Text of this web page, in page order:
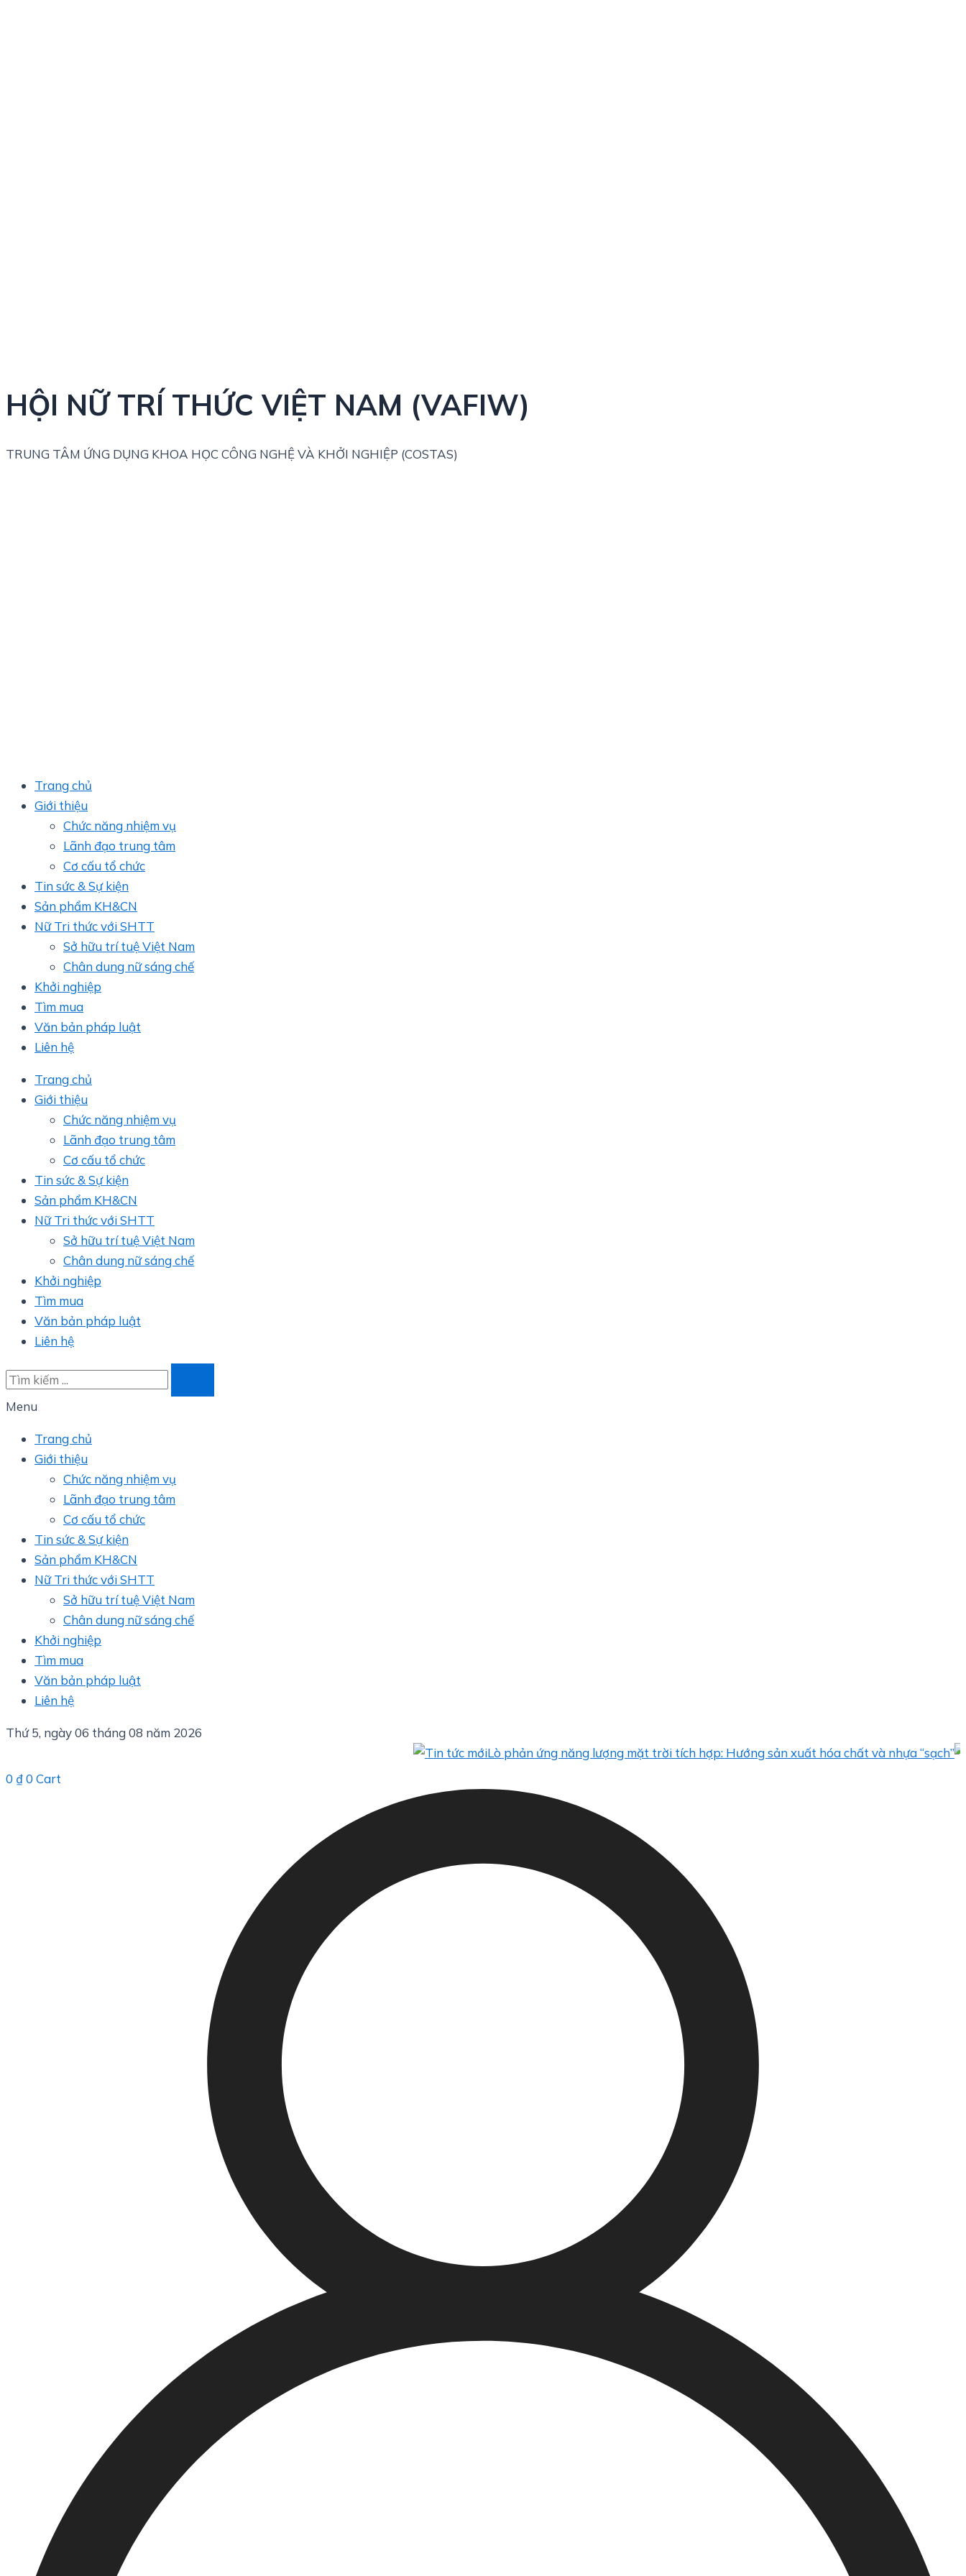
HỘI NỮ TRÍ THỨC VIỆT NAM (VAFIW)
TRUNG TÂM ỨNG DỤNG KHOA HỌC CÔNG NGHỆ VÀ KHỞI NGHIỆP (COSTAS)
Trang chủ
Giới thiệu
Chức năng nhiệm vụ
Lãnh đạo trung tâm
Cơ cấu tổ chức
Tin sức & Sự kiện
Sản phẩm KH&CN
Nữ Tri thức với SHTT
Sở hữu trí tuệ Việt Nam
Chân dung nữ sáng chế
Khởi nghiệp
Tìm mua
Văn bản pháp luật
Liên hệ
Trang chủ
Giới thiệu
Chức năng nhiệm vụ
Lãnh đạo trung tâm
Cơ cấu tổ chức
Tin sức & Sự kiện
Sản phẩm KH&CN
Nữ Tri thức với SHTT
Sở hữu trí tuệ Việt Nam
Chân dung nữ sáng chế
Khởi nghiệp
Tìm mua
Văn bản pháp luật
Liên hệ
Menu
Trang chủ
Giới thiệu
Chức năng nhiệm vụ
Lãnh đạo trung tâm
Cơ cấu tổ chức
Tin sức & Sự kiện
Sản phẩm KH&CN
Nữ Tri thức với SHTT
Sở hữu trí tuệ Việt Nam
Chân dung nữ sáng chế
Khởi nghiệp
Tìm mua
Văn bản pháp luật
Liên hệ
Thứ 5, ngày 06 tháng 08 năm 2026
Lò phản ứng năng lượng mặt trời tích hợp: Hướng sản xuất hóa chất và nhựa “sạch”
0 ₫0 Cart